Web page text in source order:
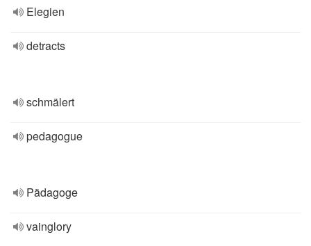
Elegien
detracts
schmälert
pedagogue
Pädagoge
vainglory